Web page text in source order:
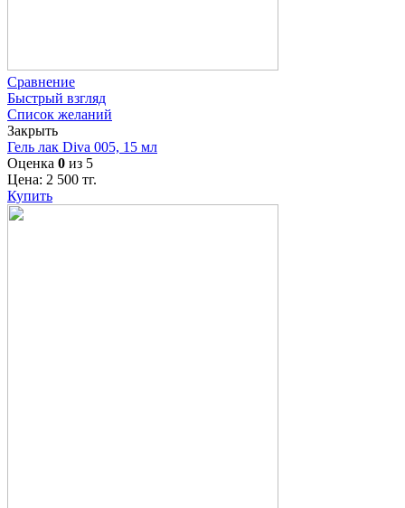
Сравнение
Быстрый взгляд
Список желаний
Закрыть
Гель лак Diva 005, 15 мл
Оценка 0 из 5
Цена: 2 500 тг.
Купить